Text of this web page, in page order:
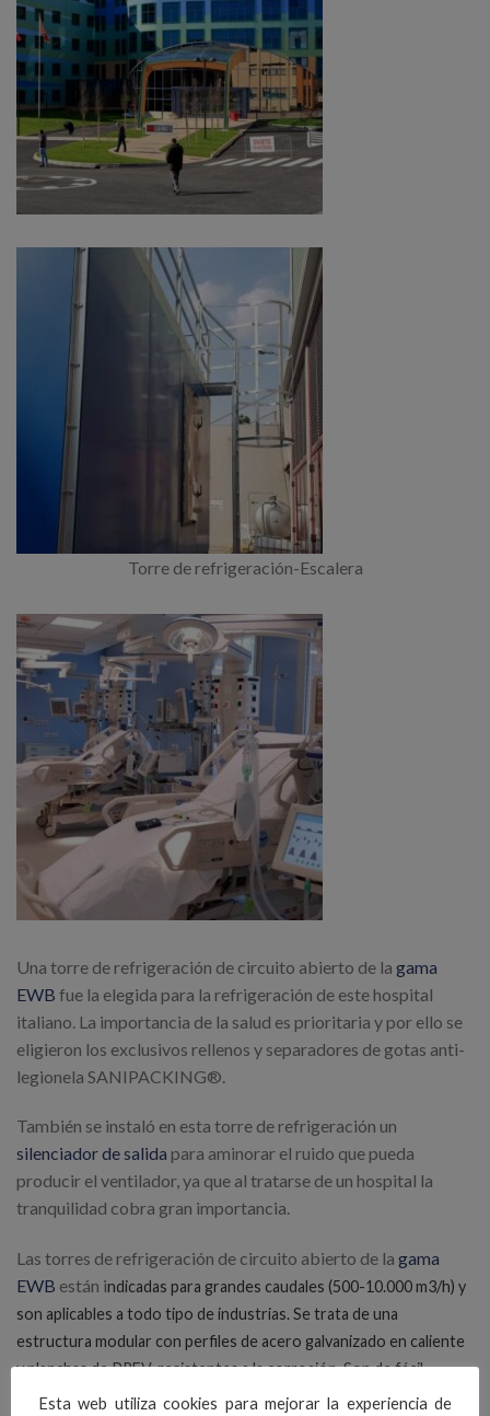
Torre de refrigeración-Escalera
Una torre de refrigeración de circuito abierto de la gama
EWB fue la elegida para la refrigeración de este hospital
italiano. La importancia de la salud es prioritaria y por ello se
eligieron los exclusivos rellenos y separadores de gotas anti-
legionela SANIPACKING®.
También se instaló en esta torre de refrigeración un
silenciador de salida para aminorar el ruido que pueda
producir el ventilador, ya que al tratarse de un hospital la
tranquilidad cobra gran importancia.
Las torres de refrigeración de circuito abierto de la gama
EWB están indicadas para grandes caudales (500-10.000 m3/h) y
son aplicables a todo tipo de industrias. Se trata de una
estructura modular con perfiles de acero galvanizado en caliente
y planchas de PRFV, resistentes a la corrosión. Son de fácil
mantenimiento y larga vida útil.
Esta web utiliza cookies para mejorar la experiencia de